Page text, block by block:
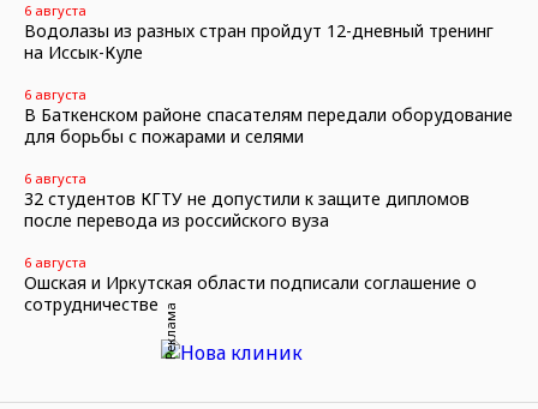
6 августа
Водолазы из разных стран пройдут 12-дневный тренинг
на Иссык-Куле
6 августа
В Баткенском районе спасателям передали оборудование
для борьбы с пожарами и селями
6 августа
32 студентов КГТУ не допустили к защите дипломов
после перевода из российского вуза
6 августа
Ошская и Иркутская области подписали соглашение о
сотрудничествеРеклама